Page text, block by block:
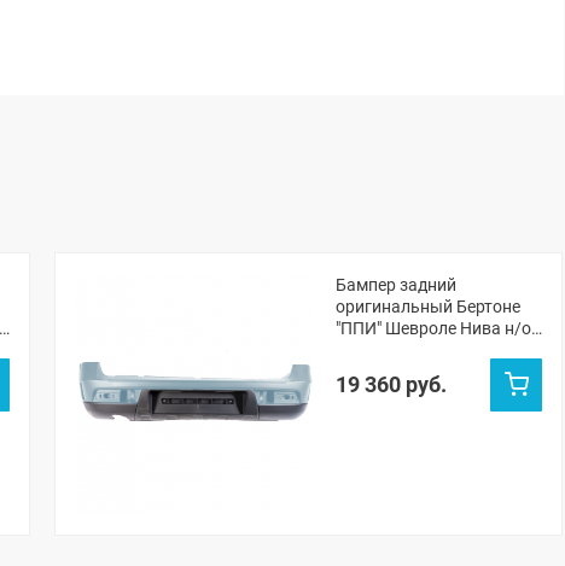
Бампер задний
оригинальный Бертоне
"ППИ" Шевроле Нива н/о
19 360 руб.